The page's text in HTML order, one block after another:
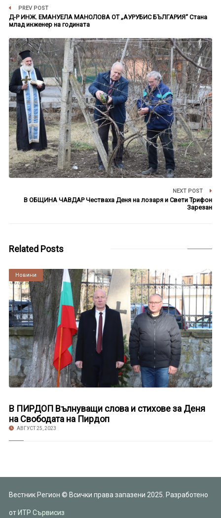
PREV POST
Д-Р ИНЖ. ЕМАНУЕЛА МАНОЛОВА ОТ „АУРУБИС БЪЛГАРИЯ“ Стана
млад инженер на годината
NEXT POST
В ОБЩИНА ЧАВДАР Честваха Деня на лозаря и Свети Трифон
Зарезан
Related Posts
Култура
Новини
В ПИРДОП Вълнуващи слова и стихове за Деня
на Свободата на Пирдоп
АВГУСТ 25, 2023
Вестник Регион © Всички права запазени 2025. Разработено
от ИТР Сървисиз